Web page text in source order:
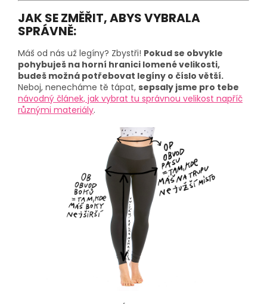
JAK SE ZMĚŘIT, ABYS VYBRALA
SPRÁVNĚ:
Máš od nás už legíny? Zbystři! Pokud se obvykle
pohybuješ na horní hranici lomené velikosti,
budeš možná potřebovat legíny o číslo větší.
Neboj, nenecháme tě tápat, sepsaly jsme pro tebe
návodný článek, jak vybrat tu správnou velikost napříč
různými materiály.